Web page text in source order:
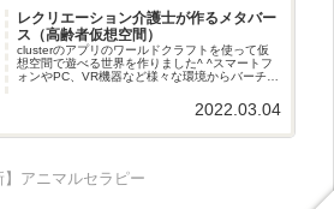
レクリエーション介護士が作るメタバー
ス（高齢者仮想空間）
clusterのアプリのワールドクラフトを使って仮
想空間で遊べる世界を作りました^ ^スマートフ
ォンやPC、VR機器など様々な環境からバーチャ
2022.03.04
】アニマルセラピー